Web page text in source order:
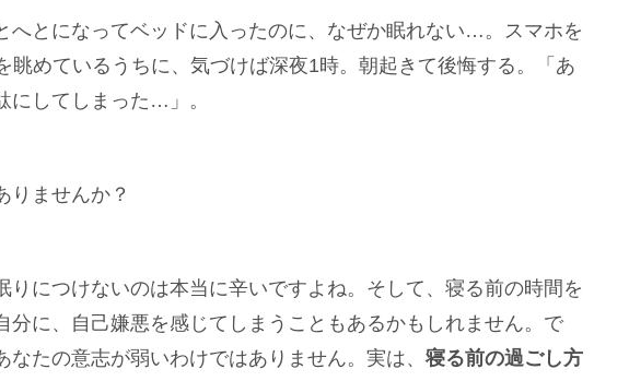
へとになってベッドに入ったのに、なぜか眠れない…。スマホを
眺めているうちに、気づけば深夜1時。朝起きて後悔する。「あ
にしてしまった…」。
りませんか？
りにつけないのは本当に辛いですよね。そして、寝る前の時間を
分に、自己嫌悪を感じてしまうこともあるかもしれません。で
なたの意志が弱いわけではありません。実は、 寝る前の過ごし方